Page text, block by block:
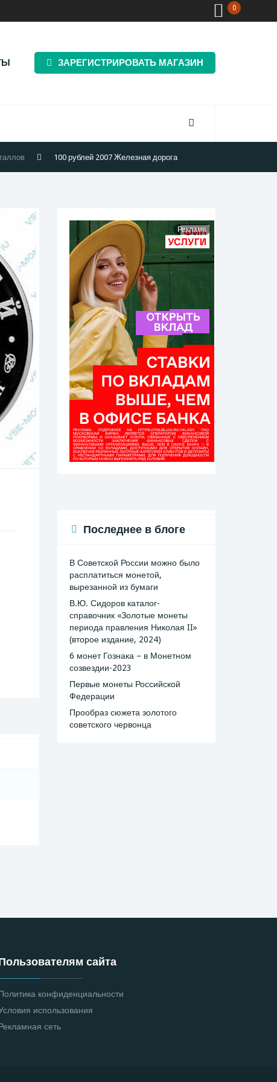
ЗАРЕГИСТРИРОВАТЬ МАГАЗИН
100 рублей 2007 Железная дорога
Реклама
Последнее в блоге
В Советской России можно было
расплатиться монетой,
вырезанной из бумаги
В.Ю. Сидоров каталог-
справочник «Золотые монеты
периода правления Николая II»
(второе издание, 2024)
6 монет Гознака – в Монетном
созвездии-2023
Первые монеты Российской
Федерации
Прообраз сюжета золотого
советского червонца
сайта
конфиденциальности
использования
сеть
0